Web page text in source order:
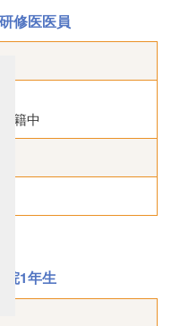
修医医員
籍中
院1年生